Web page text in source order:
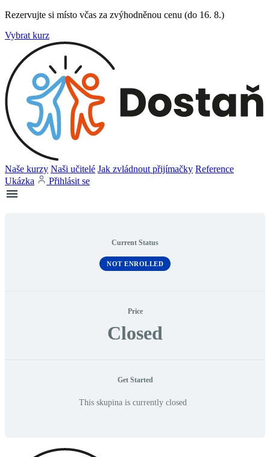
Rezervujte si místo včas za zvýhodněnou cenu (do 16. 8.)
Vybrat kurz
Naše kurzy Naši učitelé Jak zvládnout přijímačky Reference
Ukázka
Přihlásit se
Current Status
NOT ENROLLED
Price
Closed
Get Started
This skupina is currently closed